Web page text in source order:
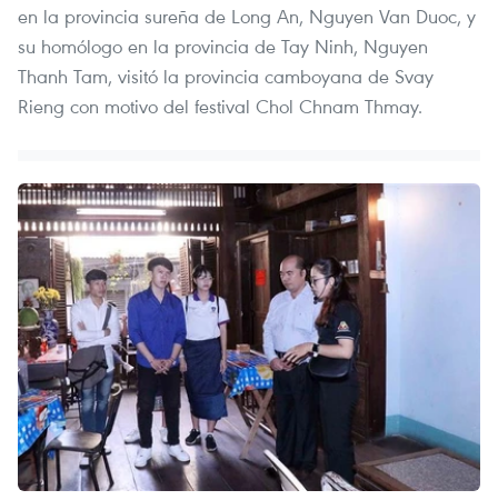
en la provincia sureña de Long An, Nguyen Van Duoc, y
su homólogo en la provincia de Tay Ninh, Nguyen
Thanh Tam, visitó la provincia camboyana de Svay
Rieng con motivo del festival Chol Chnam Thmay.